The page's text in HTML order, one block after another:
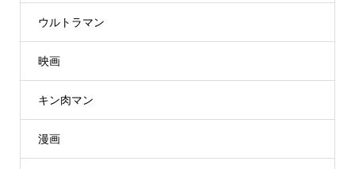
ウルトラマン
映画
キン肉マン
漫画